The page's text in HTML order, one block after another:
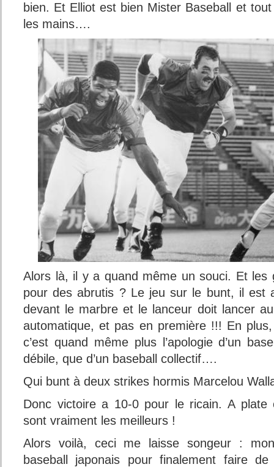
bien. Et Elliot est bien Mister Baseball et
les mains….
Alors là, il y a quand même un souci. Et les
pour des abrutis ? Le jeu sur le bunt, il est
devant le marbre et le lanceur doit lancer
automatique, et pas en première !!! En
c’est quand même plus l’apologie d’un
débile, que d’un baseball collectif….
Qui bunt à deux strikes hormis Marcelou
Donc victoire a 10-0 pour le ricain. A plate
sont vraiment les meilleurs !
Alors voilà, ceci me laisse songeur :
baseball japonais pour finalement faire